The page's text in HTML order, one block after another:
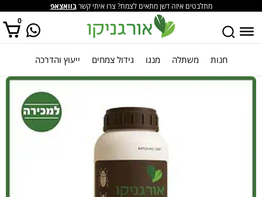
מתלבטים איזה דשן מתאים לצמח? צרו איתי קשרבוואצאפ
0
אין מוצרים בסל הקניות. חנות משתלה מנגו גידול צמחים ייעוץ והדרכה